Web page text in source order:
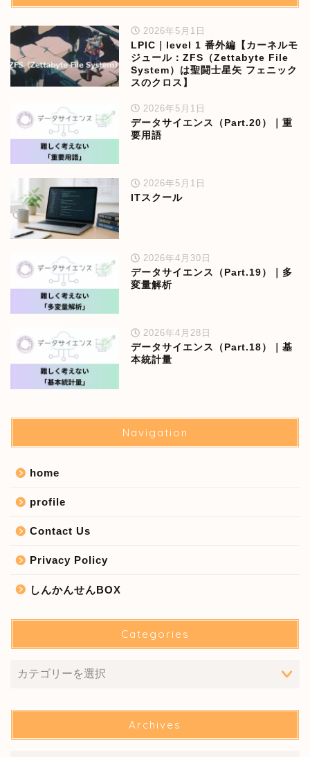
2026年5月1日
LPIC｜level 1 番外編【カーネルモ
ジュール：ZFS（Zettabyte File
System）は聖闘士星矢 フェニック
スのクロス】
2026年5月1日
データサイエンス（Part.20）｜重
要用語
2026年5月1日
ITスクール
2026年4月30日
データサイエンス（Part.19）｜多
変量解析
2026年4月28日
データサイエンス（Part.18）｜基
本統計量
Navigation
home
profile
Contact Us
Privacy Policy
しんかんせんBOX
Categories
Archives